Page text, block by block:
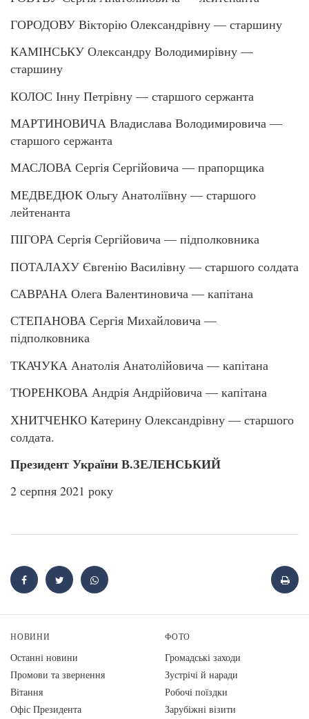
ГОРОДОВУ Вікторію Олександрівну — старшину
КАМІНСЬКУ Олександру Володимирівну —
старшину
КОЛОС Інну Петрівну — старшого сержанта
МАРТИНОВИЧА Владислава Володимировича —
старшого сержанта
МАСЛОВА Сергія Сергійовича — прапорщика
МЕДВЕДЮК Ольгу Анатоліївну — старшого
лейтенанта
ПІГОРА Сергія Сергійовича — підполковника
ПОТАЛАХУ Євгенію Василівну — старшого солдата
САВРАНА Олега Валентиновича — капітана
СТЕПАНОВА Сергія Михайловича —
підполковника
ТКАЧУКА Анатолія Анатолійовича — капітана
ТЮРЕНКОВА Андрія Андрійовича — капітана
ХНИТЧЕНКО Катерину Олександрівну — старшого
солдата.
Президент України В.ЗЕЛЕНСЬКИЙ
2 серпня 2021 року
НОВИНИ
Останні новини
Промови та звернення
Вiтання
Офіс Президента
ФОТО
Громадські заходи
Зустрічі й наради
Робочі поїздки
Зарубіжні візити